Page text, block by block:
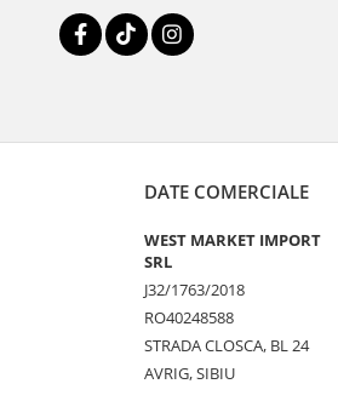
DATE COMERCIALE
WEST MARKET IMPORT
SRL
J32/1763/2018
RO40248588
STRADA CLOSCA, BL 24
AVRIG, SIBIU